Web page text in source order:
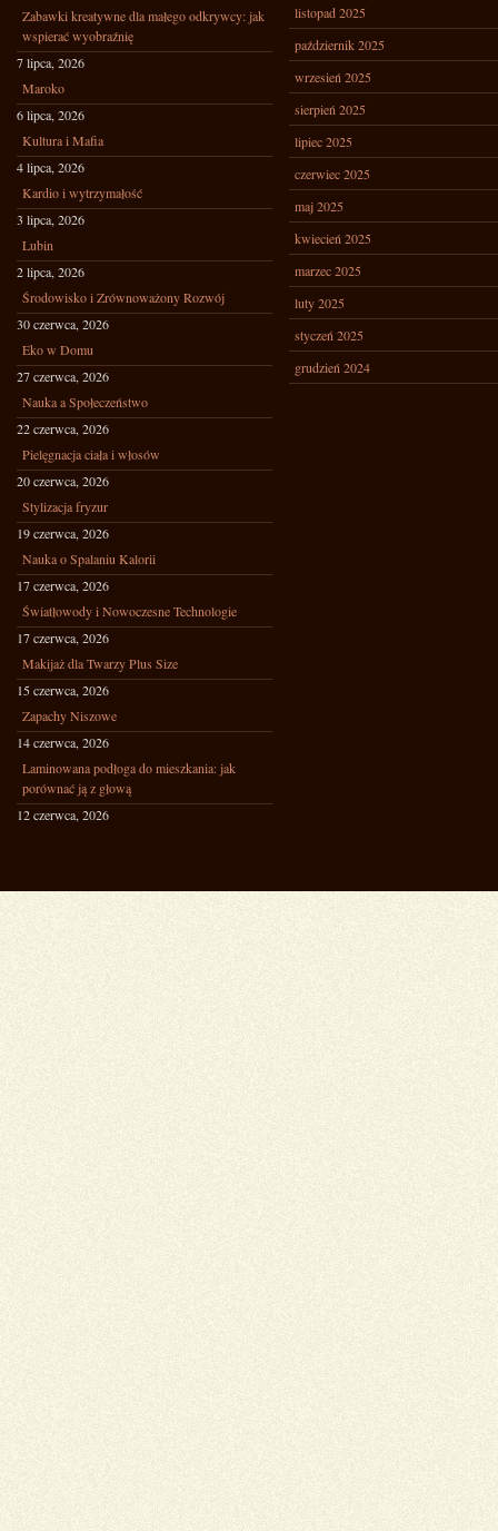
Zabawki kreatywne dla małego odkrywcy: jak
wspierać wyobraźnię
7 lipca, 2026
Maroko
6 lipca, 2026
Kultura i Mafia
4 lipca, 2026
Kardio i wytrzymałość
3 lipca, 2026
Lubin
2 lipca, 2026
Środowisko i Zrównoważony Rozwój
30 czerwca, 2026
Eko w Domu
27 czerwca, 2026
Nauka a Społeczeństwo
22 czerwca, 2026
Pielęgnacja ciała i włosów
20 czerwca, 2026
Stylizacja fryzur
19 czerwca, 2026
Nauka o Spalaniu Kalorii
17 czerwca, 2026
Światłowody i Nowoczesne Technologie
17 czerwca, 2026
Makijaż dla Twarzy Plus Size
15 czerwca, 2026
Zapachy Niszowe
14 czerwca, 2026
Laminowana podłoga do mieszkania: jak
porównać ją z głową
12 czerwca, 2026
listopad 2025
październik 2025
wrzesień 2025
sierpień 2025
lipiec 2025
czerwiec 2025
maj 2025
kwiecień 2025
marzec 2025
luty 2025
styczeń 2025
grudzień 2024